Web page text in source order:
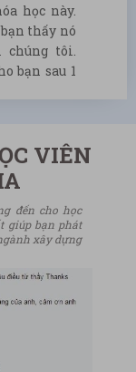
học này.
thấy nó
tôi.
bạn sau 1
VIÊN
đến cho học
giúp bạn phát
xây dựng